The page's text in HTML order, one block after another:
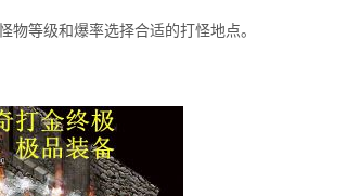
等级和爆率选择合适的打怪地点。